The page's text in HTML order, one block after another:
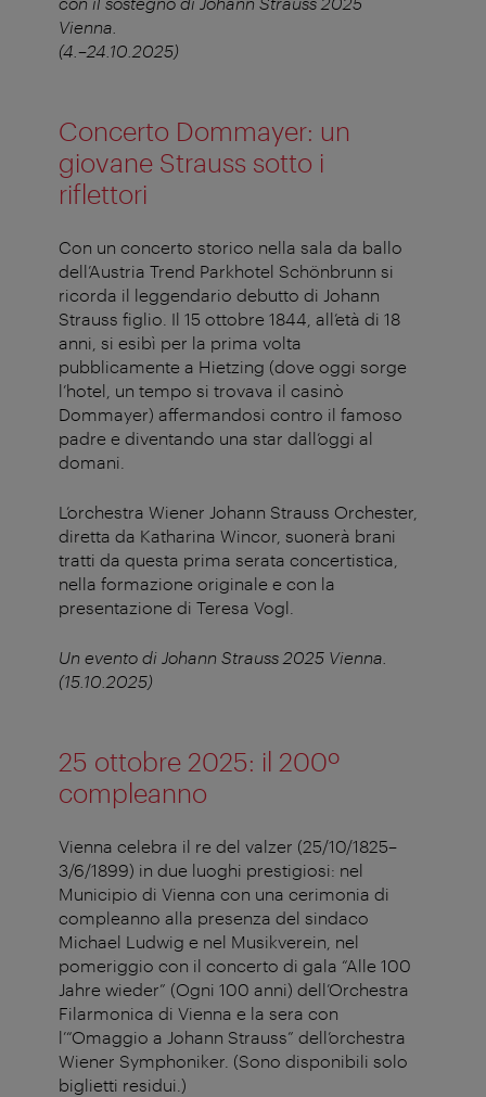
Vienna.
(4.–24.10.2025)
Concerto Dommayer: un
giovane Strauss sotto i
riflettori
Con un concerto storico nella sala da ballo
dell’Austria Trend Parkhotel Schönbrunn si
ricorda il leggendario debutto di Johann
Strauss figlio. Il 15 ottobre 1844, all’età di 18
anni, si esibì per la prima volta
pubblicamente a Hietzing (dove oggi sorge
l’hotel, un tempo si trovava il casinò
Dommayer) affermandosi contro il famoso
padre e diventando una star dall’oggi al
domani.
L’orchestra Wiener Johann Strauss Orchester,
diretta da Katharina Wincor, suonerà brani
tratti da questa prima serata concertistica,
nella formazione originale e con la
presentazione di Teresa Vogl.
Un evento di Johann Strauss 2025 Vienna.
(15.10.2025)
25 ottobre 2025: il 200º
compleanno
Vienna celebra il re del valzer (25/10/1825–
3/6/1899) in due luoghi prestigiosi: nel
Municipio di Vienna con una cerimonia di
compleanno alla presenza del sindaco
Michael Ludwig e nel Musikverein, nel
pomeriggio con il concerto di gala “Alle 100
Jahre wieder” (Ogni 100 anni) dell’Orchestra
Filarmonica di Vienna e la sera con
l’“Omaggio a Johann Strauss” dell’orchestra
Wiener Symphoniker. (Sono disponibili solo
biglietti residui.)